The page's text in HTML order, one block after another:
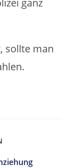
ganz
sollte man